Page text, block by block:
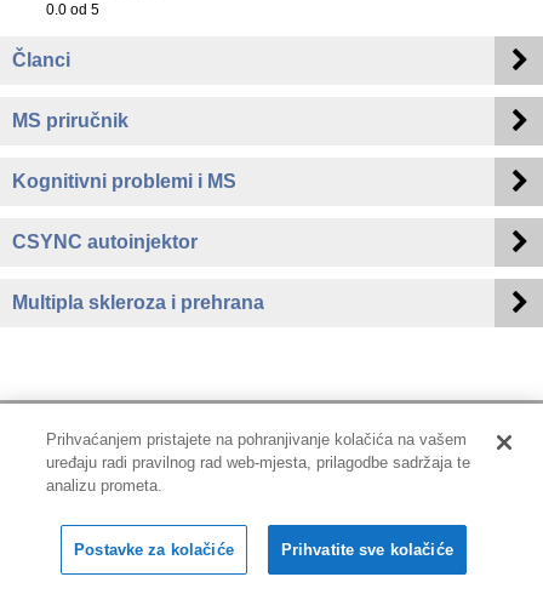
0.0 od 5
Članci
MS priručnik
Kognitivni problemi i MS
CSYNC autoinjektor
Multipla skleroza i prehrana
Impressum | Pravne informacije
Copyright © 2001-2026 PLIVAzdravlje
Sva prava pridržana.
Prihvaćanjem pristajete na pohranjivanje kolačića na vašem
uređaju radi pravilnog rad web-mjesta, prilagodbe sadržaja te
analizu prometa.
Postavke za kolačiće Prihvatite sve kolačiće